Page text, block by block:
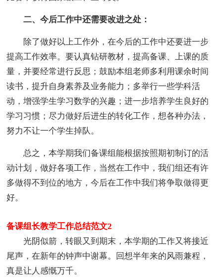
二、今后工作中还需要改进之处：
除了做好以上工作外，在今后的工作中还要进一步
提高工作效率。要认真钻研教材，提高备课、上课的质
量，并要经常进行反思；鼓励本组老师多利用课余时间
读书，提升自身素养及业务能力；多举行一些学科活
动，增强学生学习数学的兴趣；进一步培养学生良好的
学习习惯；尽力做好后进生的转化工作，想各种办法，
努力不让一个学生掉队。
总之，本学期我们备课组能根据按照期初制订的活
动计划，做好各项工作，当然在工作中，我们组还有许
多做得不到位的地方，今后在工作中我们将争取做得更
好。
备课组长教学工作总结范文2
光阴似箭，转眼又到期末，本学期的工作又将接近
尾声，在新年的钟声中谢幕。回想半年来的风雨兼程，
真是让人感慨万千。